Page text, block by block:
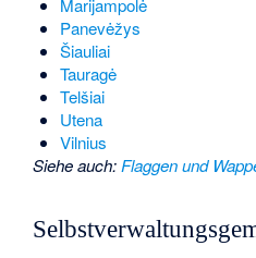
Marijampolė
Panevėžys
Šiauliai
Tauragė
Telšiai
Utena
Vilnius
Siehe auch:Flaggen und